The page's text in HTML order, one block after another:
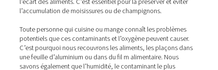
Mais qu’est-ce que l’azote alimentaire ? L’air comprimé
gaz industriels, comme l’azote, qui entrent en contact
aliments doivent répondre à des normes de qualité
protège les consommateurs qui finissent par ingérer ces
produits.